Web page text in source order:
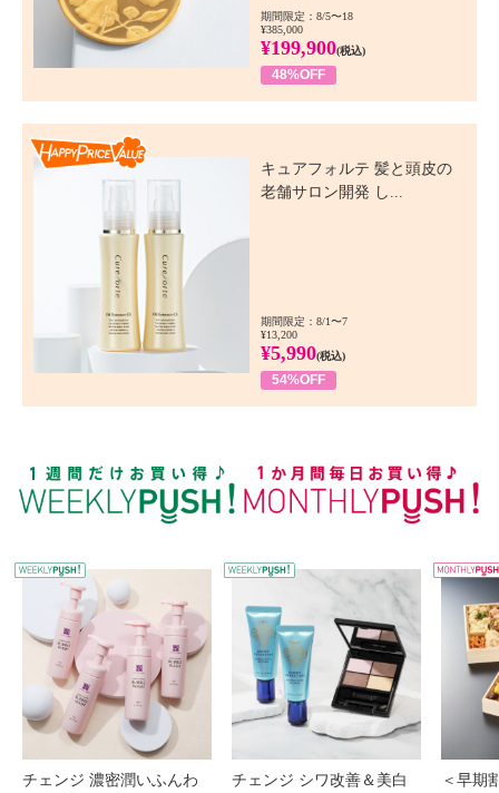
期間限定：8/5〜18
¥385,000
¥199,900(税込)
48%OFF
キュアフォルテ 髪と頭皮の
老舗サロン開発 し...
期間限定：8/1〜7
¥13,200
¥5,990(税込)
54%OFF
WEEKLY PUSH
チェンジ 濃密潤いふんわ
チェンジ シワ改善＆美白
＜早期